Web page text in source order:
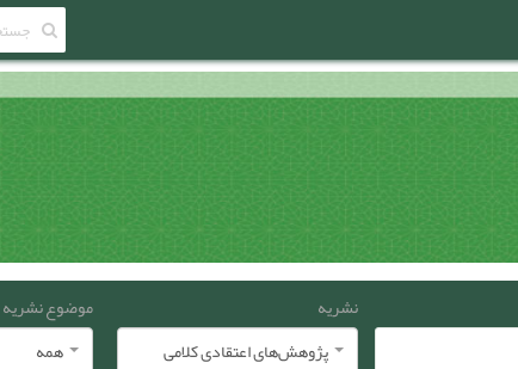
نشریه
پژوهش‌های اعتقادی کلامی
موضوع نشریه
همه